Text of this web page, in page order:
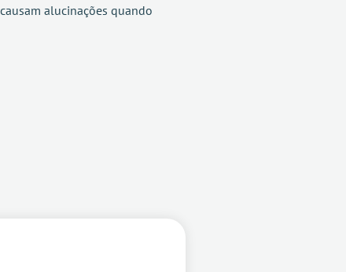
alucinações quando